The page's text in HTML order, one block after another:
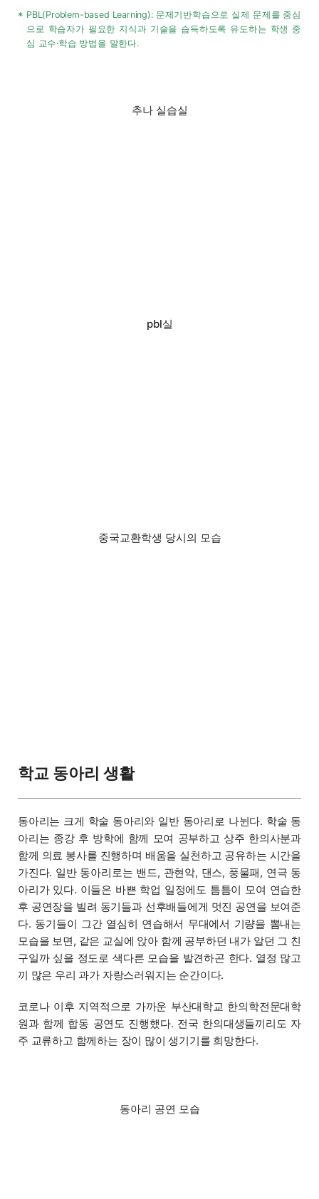
* PBL(Problem-based Learning): 문제기반학습으로 실제 문제를 중심
으로 학습자가 필요한 지식과 기술을 습득하도록 유도하는 학생 중
심 교수·학습 방법을 말한다.
추나 실습실
pbl실
중국교환학생 당시의 모습
학교 동아리 생활
동아리는 크게 학술 동아리와 일반 동아리로 나뉜다. 학술 동
아리는 종강 후 방학에 함께 모여 공부하고 상주 한의사분과
함께 의료 봉사를 진행하며 배움을 실천하고 공유하는 시간을
가진다. 일반 동아리로는 밴드, 관현악, 댄스, 풍물패, 연극 동
아리가 있다. 이들은 바쁜 학업 일정에도 틈틈이 모여 연습한
후 공연장을 빌려 동기들과 선후배들에게 멋진 공연을 보여준
다. 동기들이 그간 열심히 연습해서 무대에서 기량을 뽐내는
모습을 보면, 같은 교실에 앉아 함께 공부하던 내가 알던 그 친
구일까 싶을 정도로 색다른 모습을 발견하곤 한다. 열정 많고
끼 많은 우리 과가 자랑스러워지는 순간이다.
코로나 이후 지역적으로 가까운 부산대학교 한의학전문대학
원과 함께 합동 공연도 진행했다. 전국 한의대생들끼리도 자
주 교류하고 함께하는 장이 많이 생기기를 희망한다.
동아리 공연 모습